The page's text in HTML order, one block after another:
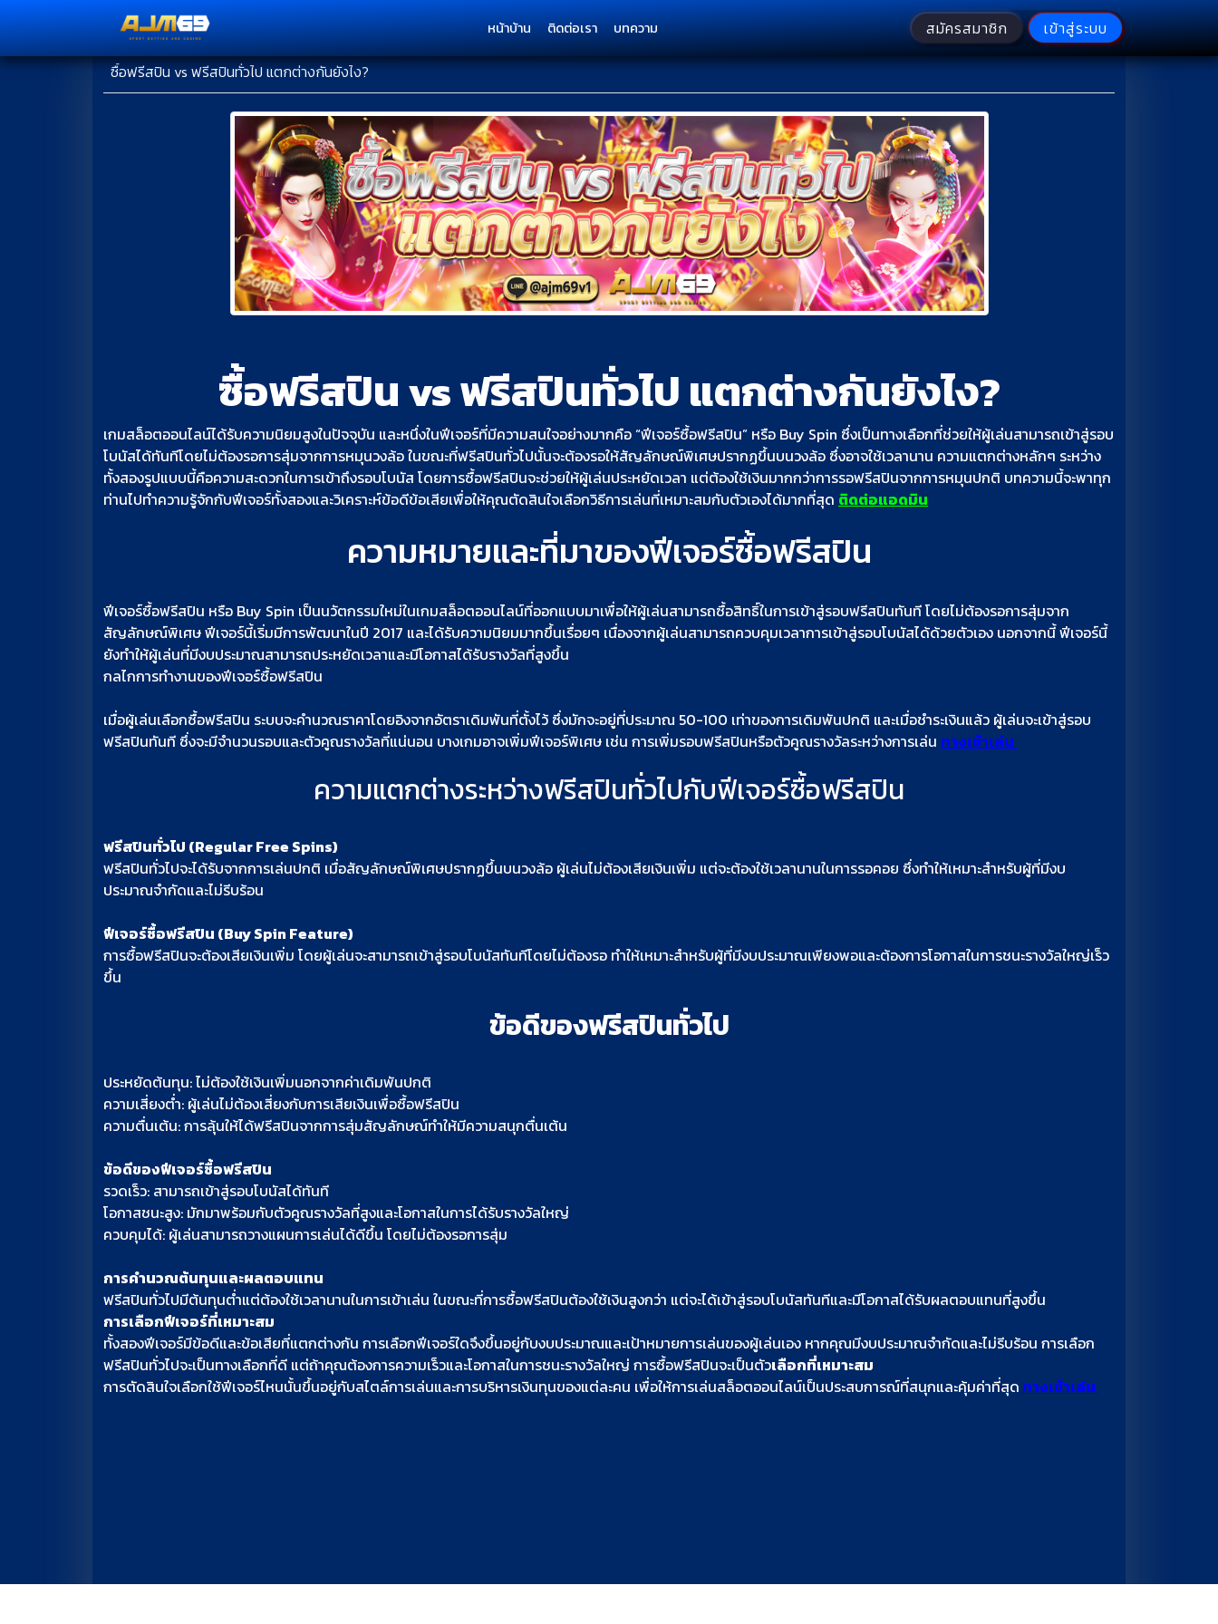
สมัครสมาชิก เข้าสู่ระบบ
หน้าบ้าน ติดต่อเรา บทความ
ซื้อฟรีสปิน vs ฟรีสปินทั่วไป แตกต่างกันยังไง?
ซื้อฟรีสปิน vs ฟรีสปินทั่วไป แตกต่างกันยังไง?
เกมสล็อตออนไลน์ได้รับความนิยมสูงในปัจจุบัน และหนึ่งในฟีเจอร์ที่มีความสนใจอย่างมากคือ “ฟีเจอร์ซื้อฟรีสปิน” หรือ Buy Spin ซึ่งเป็นทางเลือกที่ช่วยให้ผู้เล่นสามารถเข้าสู่รอบ
โบนัสได้ทันทีโดยไม่ต้องรอการสุ่มจากการหมุนวงล้อ ในขณะที่ฟรีสปินทั่วไปนั้นจะต้องรอให้สัญลักษณ์พิเศษปรากฏขึ้นบนวงล้อ ซึ่งอาจใช้เวลานาน ความแตกต่างหลักๆ ระหว่าง
ทั้งสองรูปแบบนี้คือความสะดวกในการเข้าถึงรอบโบนัส โดยการซื้อฟรีสปินจะช่วยให้ผู้เล่นประหยัดเวลา แต่ต้องใช้เงินมากกว่าการรอฟรีสปินจากการหมุนปกติ บทความนี้จะพาทุก
ท่านไปทำความรู้จักกับฟีเจอร์ทั้งสองและวิเคราะห์ข้อดีข้อเสียเพื่อให้คุณตัดสินใจเลือกวิธีการเล่นที่เหมาะสมกับตัวเองได้มากที่สุด ติดต่อแอดมิน
ความหมายและที่มาของฟีเจอร์ซื้อฟรีสปิน
ฟีเจอร์ซื้อฟรีสปิน หรือ Buy Spin เป็นนวัตกรรมใหม่ในเกมสล็อตออนไลน์ที่ออกแบบมาเพื่อให้ผู้เล่นสามารถซื้อสิทธิ์ในการเข้าสู่รอบฟรีสปินทันที โดยไม่ต้องรอการสุ่มจาก
สัญลักษณ์พิเศษ ฟีเจอร์นี้เริ่มมีการพัฒนาในปี 2017 และได้รับความนิยมมากขึ้นเรื่อยๆ เนื่องจากผู้เล่นสามารถควบคุมเวลาการเข้าสู่รอบโบนัสได้ด้วยตัวเอง นอกจากนี้ ฟีเจอร์นี้
ยังทำให้ผู้เล่นที่มีงบประมาณสามารถประหยัดเวลาและมีโอกาสได้รับรางวัลที่สูงขึ้น
กลไกการทำงานของฟีเจอร์ซื้อฟรีสปิน
เมื่อผู้เล่นเลือกซื้อฟรีสปิน ระบบจะคำนวณราคาโดยอิงจากอัตราเดิมพันที่ตั้งไว้ ซึ่งมักจะอยู่ที่ประมาณ 50-100 เท่าของการเดิมพันปกติ และเมื่อชำระเงินแล้ว ผู้เล่นจะเข้าสู่รอบ
ฟรีสปินทันที ซึ่งจะมีจำนวนรอบและตัวคูณรางวัลที่แน่นอน บางเกมอาจเพิ่มฟีเจอร์พิเศษ เช่น การเพิ่มรอบฟรีสปินหรือตัวคูณรางวัลระหว่างการเล่น ทางเข้าเล่น
ความแตกต่างระหว่างฟรีสปินทั่วไปกับฟีเจอร์ซื้อฟรีสปิน
ฟรีสปินทั่วไป (Regular Free Spins)
ฟรีสปินทั่วไปจะได้รับจากการเล่นปกติ เมื่อสัญลักษณ์พิเศษปรากฏขึ้นบนวงล้อ ผู้เล่นไม่ต้องเสียเงินเพิ่ม แต่จะต้องใช้เวลานานในการรอคอย ซึ่งทำให้เหมาะสำหรับผู้ที่มีงบ
ประมาณจำกัดและไม่รีบร้อน
ฟีเจอร์ซื้อฟรีสปิน (Buy Spin Feature)
การซื้อฟรีสปินจะต้องเสียเงินเพิ่ม โดยผู้เล่นจะสามารถเข้าสู่รอบโบนัสทันทีโดยไม่ต้องรอ ทำให้เหมาะสำหรับผู้ที่มีงบประมาณเพียงพอและต้องการโอกาสในการชนะรางวัลใหญ่เร็ว
ขึ้น
ข้อดีของฟรีสปินทั่วไป
ประหยัดต้นทุน: ไม่ต้องใช้เงินเพิ่มนอกจากค่าเดิมพันปกติ
ความเสี่ยงต่ำ: ผู้เล่นไม่ต้องเสี่ยงกับการเสียเงินเพื่อซื้อฟรีสปิน
ความตื่นเต้น: การลุ้นให้ได้ฟรีสปินจากการสุ่มสัญลักษณ์ทำให้มีความสนุกตื่นเต้น
ข้อดีของฟีเจอร์ซื้อฟรีสปิน
รวดเร็ว: สามารถเข้าสู่รอบโบนัสได้ทันที
โอกาสชนะสูง: มักมาพร้อมกับตัวคูณรางวัลที่สูงและโอกาสในการได้รับรางวัลใหญ่
ควบคุมได้: ผู้เล่นสามารถวางแผนการเล่นได้ดีขึ้น โดยไม่ต้องรอการสุ่ม
การคำนวณต้นทุนและผลตอบแทน
ฟรีสปินทั่วไปมีต้นทุนต่ำแต่ต้องใช้เวลานานในการเข้าเล่น ในขณะที่การซื้อฟรีสปินต้องใช้เงินสูงกว่า แต่จะได้เข้าสู่รอบโบนัสทันทีและมีโอกาสได้รับผลตอบแทนที่สูงขึ้น
การเลือกฟีเจอร์ที่เหมาะสม
ทั้งสองฟีเจอร์มีข้อดีและข้อเสียที่แตกต่างกัน การเลือกฟีเจอร์ใดจึงขึ้นอยู่กับงบประมาณและเป้าหมายการเล่นของผู้เล่นเอง หากคุณมีงบประมาณจำกัดและไม่รีบร้อน การเลือก
ฟรีสปินทั่วไปจะเป็นทางเลือกที่ดี แต่ถ้าคุณต้องการความเร็วและโอกาสในการชนะรางวัลใหญ่ การซื้อฟรีสปินจะเป็นตัวเลือกที่เหมาะสม
การตัดสินใจเลือกใช้ฟีเจอร์ไหนนั้นขึ้นอยู่กับสไตล์การเล่นและการบริหารเงินทุนของแต่ละคน เพื่อให้การเล่นสล็อตออนไลน์เป็นประสบการณ์ที่สนุกและคุ้มค่าที่สุด ทางเข้าเล่น